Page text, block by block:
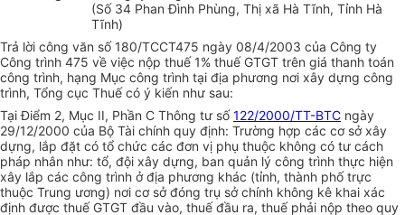
(Số 34 Phan Đình Phùng, Thị xã Hà Tĩnh, Tỉnh Hà
Tĩnh)
Trả lời công văn số 180/TCCT475 ngày 08/4/2003 của Công ty
Công trình 475 về việc nộp thuế 1% thuế GTGT trên giá thanh toán
công trình, hạng Mục công trình tại địa phương nơi xây dựng công
trình, Tổng cục Thuế có ý kiến như sau:
Tại Điểm 2, Mục II, Phần C Thông tư số122/2000/TT-BTC ngày
29/12/2000 của Bộ Tài chính quy định: Trường hợp các cơ sở xây
dựng, lắp đặt có tổ chức các đơn vị phụ thuộc không có tư cách
pháp nhân như: tổ, đội xây dựng, ban quản lý công trình thực hiện
xây lắp các công trình ở địa phương khác (tỉnh, thành phố trực
thuộc Trung ương) nơi cơ sở đóng trụ sở chính không kê khai xác
định được thuế GTGT đầu vào, thuế đầu ra, thuế phải nộp theo quy